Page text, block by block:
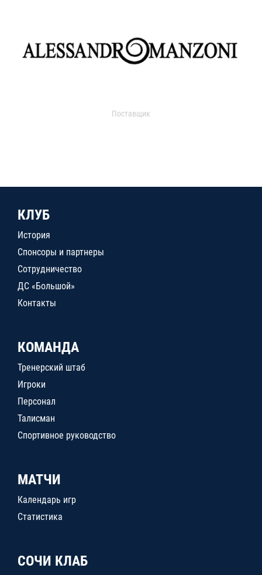
Поставщик
КЛУБ
История
Спонсоры и партнеры
Сотрудничество
ДС «Большой»
Контакты
КОМАНДА
Тренерский штаб
Игроки
Персонал
Талисман
Спортивное руководство
МАТЧИ
Календарь игр
Статистика
СОЧИ КЛАБ